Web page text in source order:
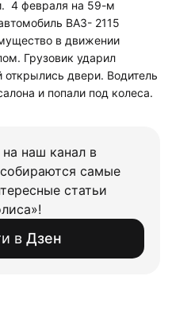
4 февраля на 59-м
ВАЗ- 2115
в движении
Грузовик ударил
открылись двери. Водитель
и попали под колеса.
наш канал в
самые
статьи
в Дзен